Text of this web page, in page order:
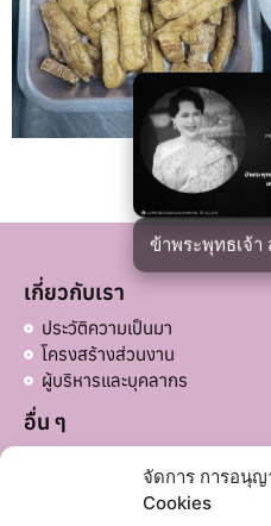
จัดการ การอนุญ
Cookies
ข้าพระพุทธเจ้า
เกี่ยวกับเรา
ประวัติความเป็นมา
โครงสร้างส่วนงาน
ผู้บริหารและบุคลากร
อื่น ๆ
ลิงก์ที่เกี่ยวข้อง